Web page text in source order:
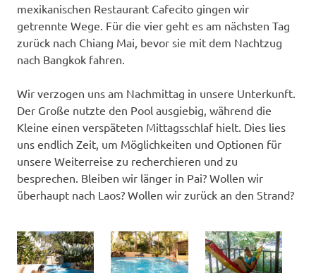
mexikanischen Restaurant Cafecito gingen wir
getrennte Wege. Für die vier geht es am nächsten Tag
zurück nach Chiang Mai, bevor sie mit dem Nachtzug
nach Bangkok fahren.
Wir verzogen uns am Nachmittag in unsere Unterkunft.
Der Große nutzte den Pool ausgiebig, während die
Kleine einen verspäteten Mittagsschlaf hielt. Dies lies
uns endlich Zeit, um Möglichkeiten und Optionen für
unsere Weiterreise zu recherchieren und zu
besprechen. Bleiben wir länger in Pai? Wollen wir
überhaupt nach Laos? Wollen wir zurück an den Strand?